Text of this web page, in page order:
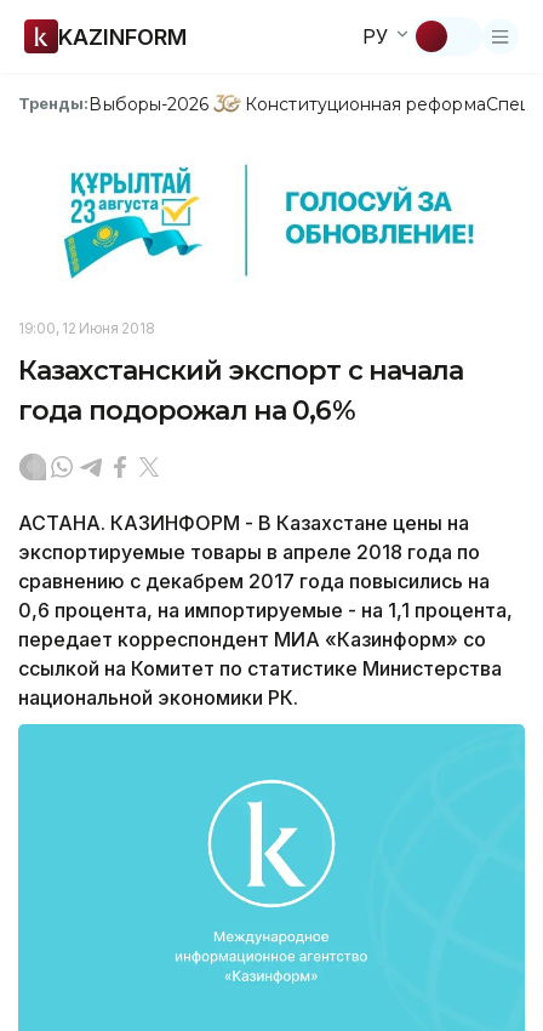
KAZINFORM РУ
Тренды:Выборы-2026 Конституционная реформа
19:00, 12 Июня 2018
Казахстанский экспорт с начала
года подорожал на 0,6%
АСТАНА. КАЗИНФОРМ - В Казахстане цены на
экспортируемые товары в апреле 2018 года по
сравнению с декабрем 2017 года повысились на
0,6 процента, на импортируемые - на 1,1 процента,
передает корреспондент МИА «Казинформ» со
ссылкой на Комитет по статистике Министерства
национальной экономики РК.